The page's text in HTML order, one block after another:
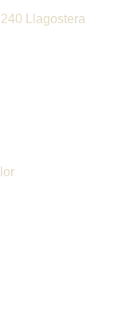
Llagostera